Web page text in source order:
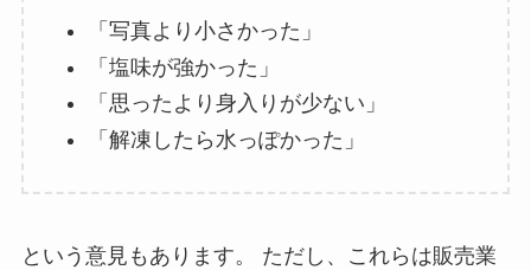
「写真より小さかった」
「塩味が強かった」
「思ったより身入りが少ない」
「解凍したら水っぽかった」
という意見もあります。 ただし、これらは販売業